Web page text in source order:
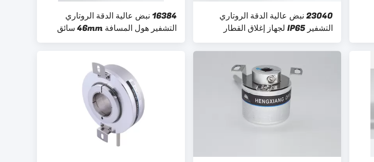
16384 نبض عالية الدقة الروتاري
التشفير هول المسافة 46mm سائق
الخط
23040 نبض عالية الدقة الروتاري
التشفير IP65 لجهاز إغلاق القطار